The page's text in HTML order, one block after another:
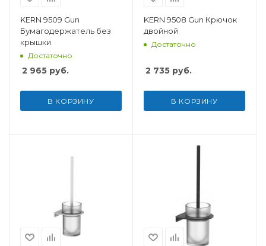
KERN 9509 Gun
Бумагодержатель без
крышки
Достаточно
2 965 руб.
В КОРЗИНУ
KERN 9508 Gun Крючок
двойной
Достаточно
2 735 руб.
В КОРЗИНУ